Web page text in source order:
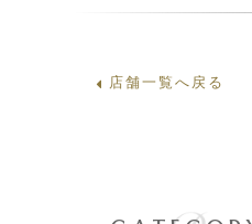
店舗一覧へ戻る